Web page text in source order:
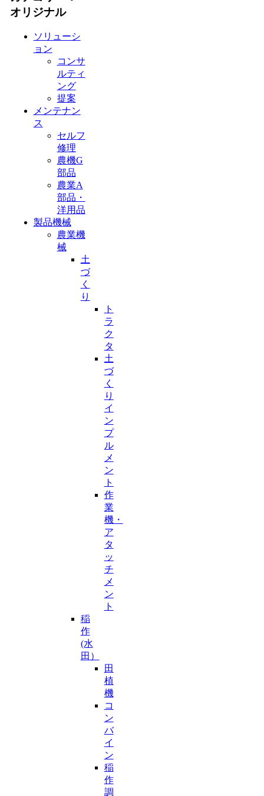
オリジナル
ソリューシ
ョン
コンサ
ルティ
ング
提案
メンテナン
ス
セルフ
修理
農機G
部品
農業A
部品・
洋用品
製品機械
農業機
械
土
づ
く
り
ト
ラ
ク
タ
土
づ
く
り
イ
ン
プ
ル
メ
ン
ト
作
業
機・
ア
タ
ッ
チ
メ
ン
ト
稲
作
(水
田）
田
植
機
コ
ン
バ
イ
ン
稲
作
調